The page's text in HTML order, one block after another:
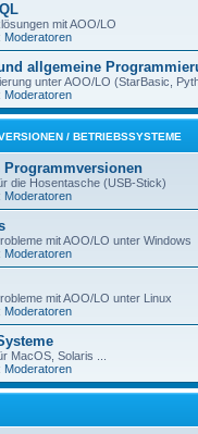
mit AOO/LO
Moderatoren
allgemeine
unter AOO/LO (StarBasic,
Moderatoren
/ BETRIEBSSYSTEME
Programmversionen
die Hosentasche (USB-Stick)
Moderatoren
mit AOO/LO unter Windows
Moderatoren
mit AOO/LO unter Linux
Moderatoren
MacOS, Solaris ...
Moderatoren